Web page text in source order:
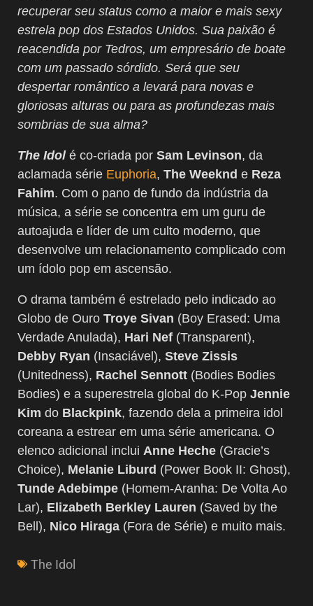
recuperar seu status como a maior e mais sexy
estrela pop dos Estados Unidos. Sua paixão é
reacendida por Tedros, um empresário de boate
com um passado sórdido. Será que seu
despertar romântico a levará para novas e
gloriosas alturas ou para as profundezas mais
sombrias de sua alma?
The Idolé co-criada por Sam Levinson, da
aclamada série Euphoria, The Weeknd e Reza
Fahim. Com o pano de fundo da indústria da
música, a série se concentra em um guru de
autoajuda e líder de um culto moderno, que
desenvolve um relacionamento complicado com
um ídolo pop em ascensão.
O drama também é estrelado pelo indicado ao
Globo de Ouro Troye Sivan (Boy Erased: Uma
Verdade Anulada), Hari Nef (Transparent),
Debby Ryan (Insaciável), Steve Zissis
(Unitedness), Rachel Sennott (Bodies Bodies
Bodies) e a superestrela global do K-Pop Jennie
Kim do Blackpink, fazendo dela a primeira idol
coreana a estrear em uma série americana. O
elenco adicional inclui Anne Heche (Gracie’s
Choice), Melanie Liburd (Power Book II: Ghost),
Tunde Adebimpe (Homem-Aranha: De Volta Ao
Lar), Elizabeth Berkley Lauren (Saved by the
Bell), Nico Hiraga (Fora de Série) e muito mais.
The Idol